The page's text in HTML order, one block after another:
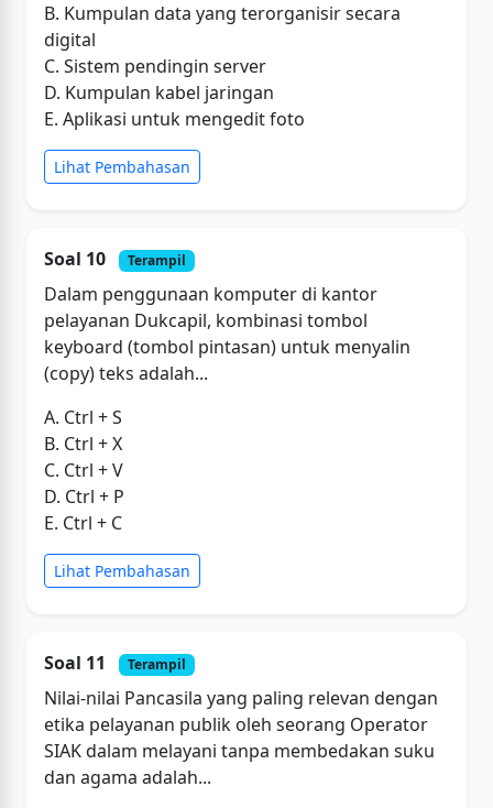
B. Kumpulan data yang terorganisir secara
digital
C. Sistem pendingin server
D. Kumpulan kabel jaringan
E. Aplikasi untuk mengedit foto
Lihat Pembahasan
Soal 10 Terampil
Dalam penggunaan komputer di kantor
pelayanan Dukcapil, kombinasi tombol
keyboard (tombol pintasan) untuk menyalin
(copy) teks adalah...
A. Ctrl + S
B. Ctrl + X
C. Ctrl + V
D. Ctrl + P
E. Ctrl + C
Lihat Pembahasan
Soal 11 Terampil
Nilai-nilai Pancasila yang paling relevan dengan
etika pelayanan publik oleh seorang Operator
SIAK dalam melayani tanpa membedakan suku
dan agama adalah...